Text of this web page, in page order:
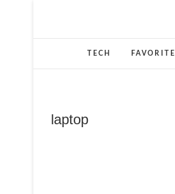
TECH FAVORITE
laptop